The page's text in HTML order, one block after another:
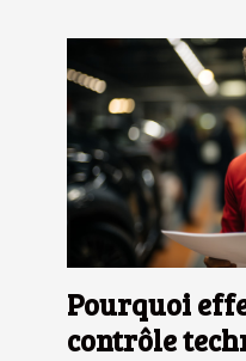
Pourquoi
contrôle